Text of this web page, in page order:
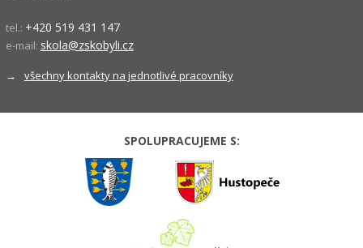
tel.: +420 519 431 147
e-mail: skola@zskobyli.cz
→ všechny kontakty na jednotlivé pracovníky
SPOLUPRACUJEME S: